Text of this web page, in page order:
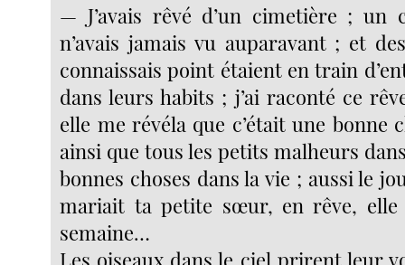
— J’avais rêvé d’un cimetière ; un
n’avais jamais vu auparavant ; et
connaissais point étaient en train
dans leurs habits ; j’ai raconté ce
elle me révéla que c’était une bonne
ainsi que tous les petits malheurs
bonnes choses dans la vie ; aussi le
mariait ta petite sœur, en rêve,
semaine…
Les oiseaux dans le ciel prirent leur